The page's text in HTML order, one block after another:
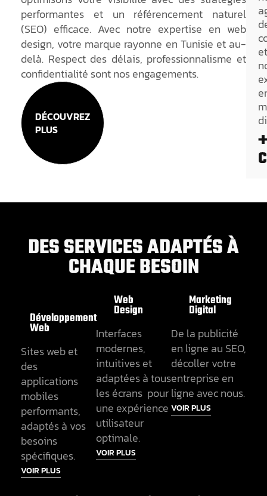
performantes et un référencement naturel
(SEO) efficace. Avec notre expertise en web
design, votre marque rayonne en Tunisie et au-
delà. Respect des délais, professionnalisme et
confidentialité sont nos engagements.
DÉCOUVREZ
PLUS
et
DES SERVICES ADAPTÉS À
CHAQUE BESOIN
Développement
Web
Sites web et
des
applications
mobiles
performants,
adaptés à vos
besoins
spécifiques.
VOIR PLUS
Web
Design
Interfaces
modernes,
intuitives et
adaptées à tous
les écrans pour
une expérience
utilisateur
optimale.
VOIR PLUS
Marketing
Digital
De la publicité
en ligne au SEO,
décoller votre
entreprise en
ligne avec nous.
VOIR PLUS